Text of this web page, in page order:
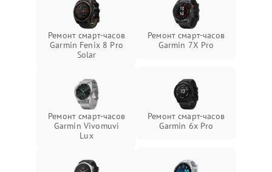
Ремонт смарт-часов
Garmin Fenix 8 Pro
Solar
Ремонт смарт-часов
Garmin 7X Pro
Ремонт смарт-часов
Garmin Vivomuvi
Lux
Ремонт смарт-часов
Garmin 6x Pro